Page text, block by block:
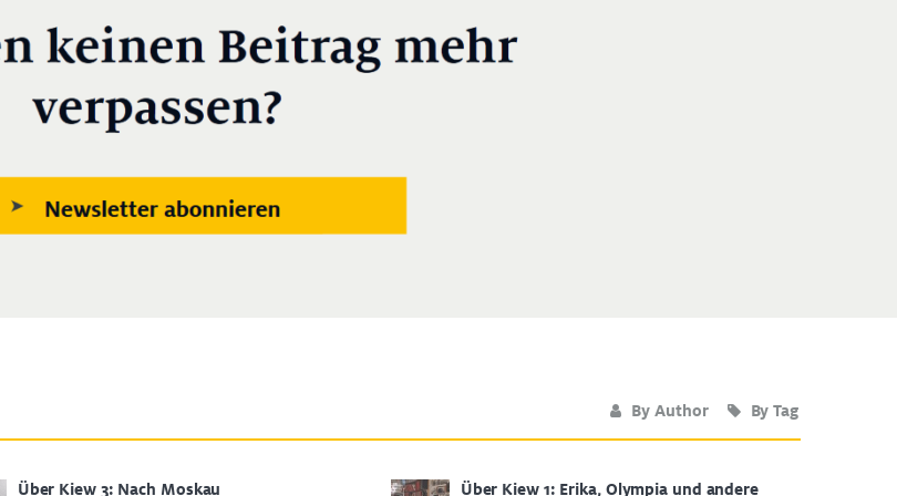
By Author By Tag
Über Kiew 3: Nach Moskau Über Kiew 1: Erika, Olympia und andere